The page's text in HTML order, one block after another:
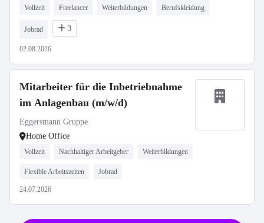
Vollzeit Freelancer Weiterbildungen Berufskleidung
Jobrad 3
02.08.2026
Mitarbeiter für die Inbetriebnahme
im Anlagenbau (m/w/d)
Eggersmann Gruppe
Home Office
Vollzeit Nachhaltiger Arbeitgeber Weiterbildungen
Flexible Arbeitszeiten Jobrad
24.07.2026